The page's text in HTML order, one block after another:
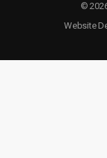
©
Website